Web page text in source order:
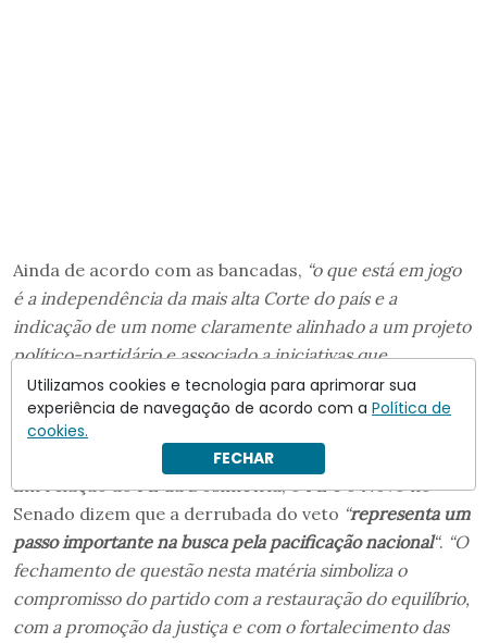
Ainda de acordo com as bancadas, “o que está em jogo
é a independência da mais alta Corte do país e a
indicação de um nome claramente alinhado a um projeto
político-partidário e associado a iniciativas que
tensionaram a liberdade de expressãocompromete a
credibilidade do Judiciário e enfraquece a separação
entre os Poderes
Em relação ao PL da Dosimetria, o PL e o Novo no
Senado dizem que a derrubada do veto “representa um
passo importante na busca pela pacificação nacional“. “O
fechamento de questão nesta matéria simboliza o
compromisso do partido com a restauração do equilíbrio,
com a promoção da justiça e com o fortalecimento das
Utilizamos cookies e tecnologia para aprimorar sua
experiência de navegação de acordo com a Política de
cookies.
FECHAR